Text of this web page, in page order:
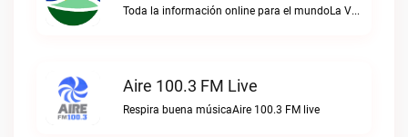
Toda la información online para el mundoLa Voz de Melo live
Aire 100.3 FM Live
Respira buena músicaAire 100.3 FM live